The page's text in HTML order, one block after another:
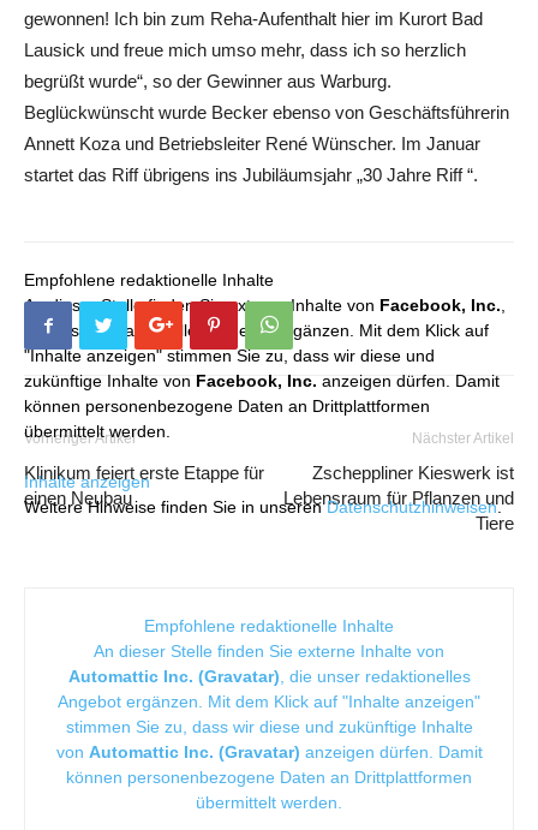
gewonnen! Ich bin zum Reha-Aufenthalt hier im Kurort Bad
Lausick und freue mich umso mehr, dass ich so herzlich
begrüßt wurde“, so der Gewinner aus Warburg.
Beglückwünscht wurde Becker ebenso von Geschäftsführerin
Annett Koza und Betriebsleiter René Wünscher. Im Januar
startet das Riff übrigens ins Jubiläumsjahr „30 Jahre Riff “.
Empfohlene redaktionelle Inhalte
An dieser Stelle finden Sie externe Inhalte von Facebook, Inc.
die unser redaktionelles Angebot ergänzen. Mit dem Klick auf
"Inhalte anzeigen" stimmen Sie zu, dass wir diese und
zukünftige Inhalte von Facebook, Inc. anzeigen dürfen. Damit
können personenbezogene Daten an Drittplattformen
übermittelt werden.
Inhalte anzeigen
Weitere Hinweise finden Sie in unserenDatenschutzhinweisen.
Vorheriger Artikel
Klinikum feiert erste Etappe für
einen Neubau
Nächster Artikel
Zscheppliner Kieswerk ist
Lebensraum für Pflanzen und
Tiere
Empfohlene redaktionelle Inhalte
An dieser Stelle finden Sie externe Inhalte von
Automattic Inc. (Gravatar) , die unser redaktionelles
Angebot ergänzen. Mit dem Klick auf "Inhalte anzeigen"
stimmen Sie zu, dass wir diese und zukünftige Inhalte
von Automattic Inc. (Gravatar) anzeigen dürfen. Damit
können personenbezogene Daten an Drittplattformen
übermittelt werden.